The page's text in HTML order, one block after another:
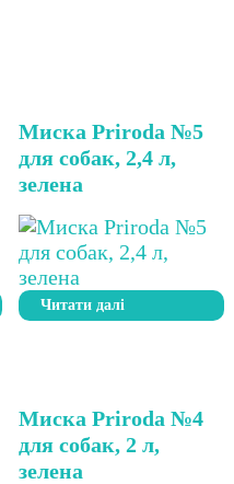
Миска Priroda №5
для собак, 2,4 л,
зелена
Читати далі
Миска Priroda №4
для собак, 2 л,
зелена